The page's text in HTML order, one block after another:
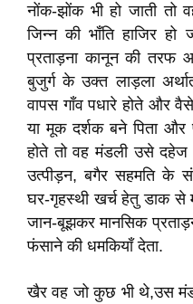
नोंक-झोंक भी हो जाती तो
जिन्न की भाँति हाजिर हो
प्रताड़ना कानून की तरफ
बुजुर्ग के उक्त लाड़ला
वापस गाँव पधारे होते और
या मूक दर्शक बने पिता और
होते तो वह मंडली उसे दहेज
उत्पीड़न, बगैर सहमति के
घर-गृहस्थी खर्च हेतु डाक से
जान-बूझकर मानसिक
फंसाने की धमकियाँ देता.
खैर वह जो कुछ भी थे,उस